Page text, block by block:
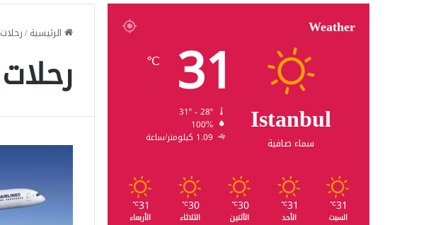
الرئيسية/رحلات
رحلات
Weather
Istanbul
سماء صافية
31
℃
100%
1.09 كيلومتر/ساعة
31
℃
السبت
31
℃
الأحد
30
℃
الأثنين
30
℃
الثلاثاء
31
℃
الأربعاء